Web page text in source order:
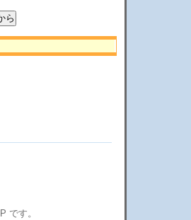
です。